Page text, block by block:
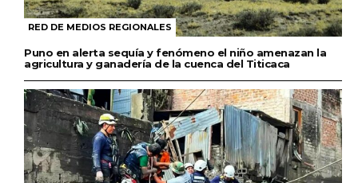
RED DE MEDIOS REGIONALES
Puno en alerta sequía y fenómeno el niño amenazan la
agricultura y ganadería de la cuenca del Titicaca